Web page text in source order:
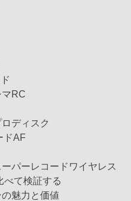
RC
ディスク
AF
ーレコードワイヤレス
べて検証する
魅力と価値